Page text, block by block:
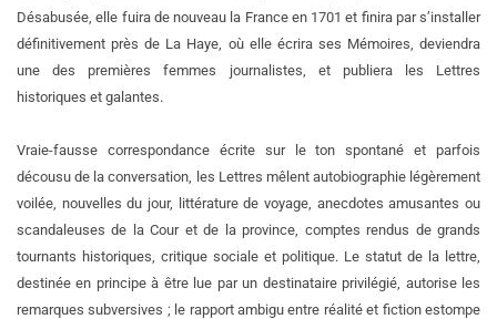
Désabusée, elle fuira de nouveau la France en 1701 et finira par s’installer
définitivement près de La Haye, où elle écrira ses Mémoires, deviendra
une des premières femmes journalistes, et publiera les Lettres
historiques et galantes.
Vraie-fausse correspondance écrite sur le ton spontané et parfois
décousu de la conversation, les Lettres mêlent autobiographie légèrement
voilée, nouvelles du jour, littérature de voyage, anecdotes amusantes ou
scandaleuses de la Cour et de la province, comptes rendus de grands
tournants historiques, critique sociale et politique. Le statut de la lettre,
destinée en principe à être lue par un destinataire privilégié, autorise les
remarques subversives ; le rapport ambigu entre réalité et fiction estompe